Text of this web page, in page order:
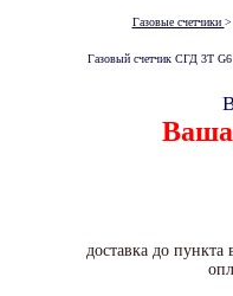
Газовые счетчики
Газовый счетчик СГД 3Т
Ваша
доставка до